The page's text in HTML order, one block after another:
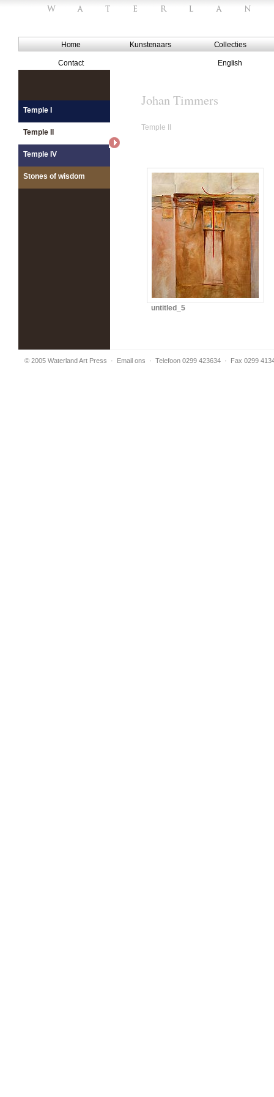
Home Kunstenaars Collecties
Contact English
Temple I
Temple II
Temple IV
Stones of wisdom
Johan Timmers
Temple II
untitled_5
© 2005 Waterland Art Press · Email ons · Telefoon 0299 423634 · Fax 0299